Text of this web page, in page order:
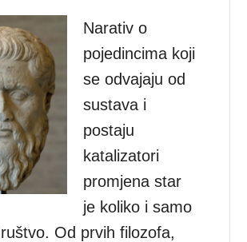
Narativ o
pojedincima koji
se odvajaju od
sustava i
postaju
katalizatori
promjena star
je koliko i samo
Od prvih filozofa,